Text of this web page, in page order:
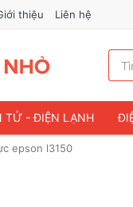
thiệu Liên hệ
TỬ - ĐIỆN LẠNH
epson l3150